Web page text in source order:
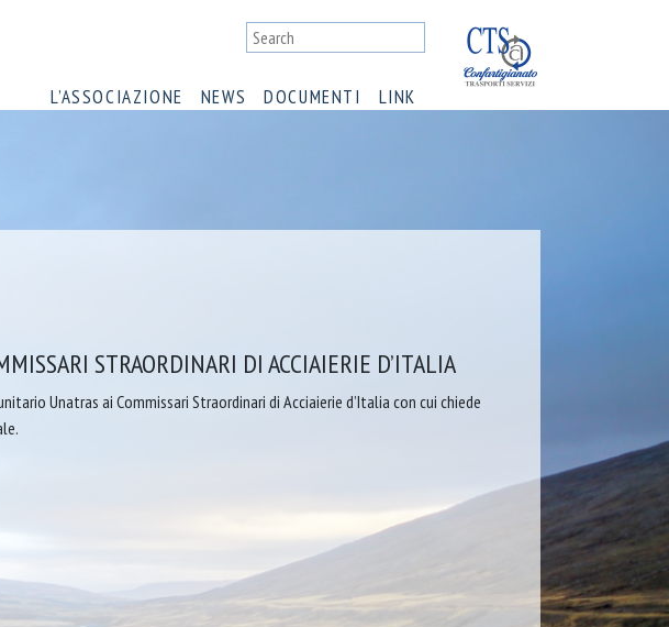
L’ASSOCIAZIONE NEWS DOCUMENTI LINK
STRAORDINARI DI ACCIAIERIE D’ITALIA
Unatras ai Commissari Straordinari di Acciaierie d’Italia con cui chiede